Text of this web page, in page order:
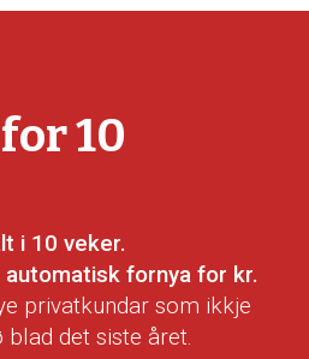
10
i 10 veker.
fornya for kr.
privatkundar som ikkje
det siste året.